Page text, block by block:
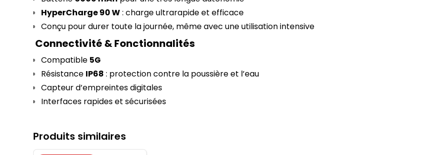
HyperCharge 90 W : charge ultrarapide et efficace
Conçu pour durer toute la journée, même avec une utilisation intensive
Connectivité & Fonctionnalités
Compatible 5G
Résistance IP68 : protection contre la poussière et l’eau
Capteur d’empreintes digitales
Interfaces rapides et sécurisées
Produits similaires